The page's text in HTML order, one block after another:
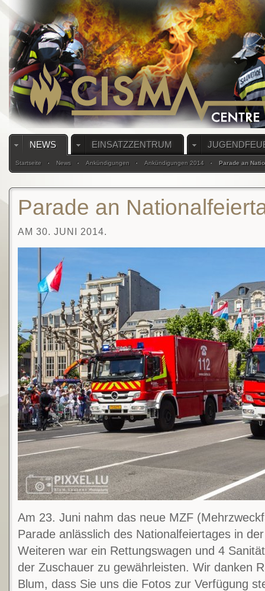
NEWS EINSATZZENTRUM
Startseite News Ankündigungen Ankündigungen 2014 Parade an
Parade an
AM 30. JUNI 2014.
Am 23. Juni nahm das neue MZF
Parade anlässlich des Nationalfeiertages in
Weiteren war ein Rettungswagen und 4
der Zuschauer zu gewährleisten. Wir danken
Blum, dass Sie uns die Fotos zur Verfügung